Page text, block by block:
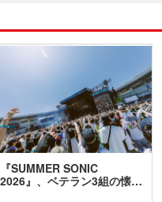
『SUMMER SONIC
2026』、ベテラン3組の懐…